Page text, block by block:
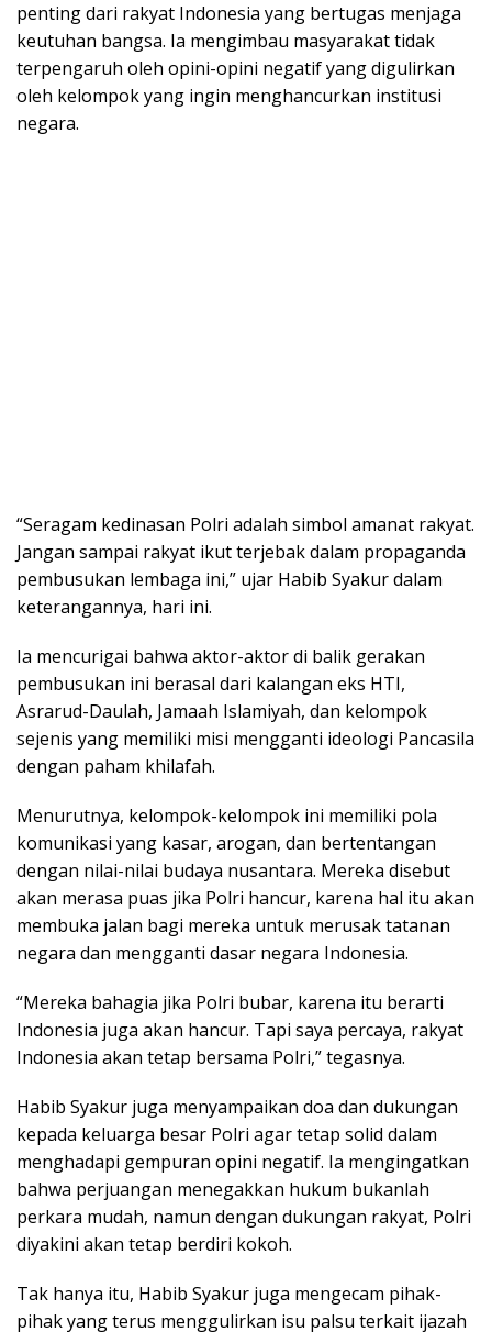
penting dari rakyat Indonesia yang bertugas menjaga
keutuhan bangsa. Ia mengimbau masyarakat tidak
terpengaruh oleh opini-opini negatif yang digulirkan
oleh kelompok yang ingin menghancurkan institusi
negara.
“Seragam kedinasan Polri adalah simbol amanat rakyat.
Jangan sampai rakyat ikut terjebak dalam propaganda
pembusukan lembaga ini,” ujar Habib Syakur dalam
keterangannya, hari ini.
Ia mencurigai bahwa aktor-aktor di balik gerakan
pembusukan ini berasal dari kalangan eks HTI,
Asrarud-Daulah, Jamaah Islamiyah, dan kelompok
sejenis yang memiliki misi mengganti ideologi Pancasila
dengan paham khilafah.
Menurutnya, kelompok-kelompok ini memiliki pola
komunikasi yang kasar, arogan, dan bertentangan
dengan nilai-nilai budaya nusantara. Mereka disebut
akan merasa puas jika Polri hancur, karena hal itu akan
membuka jalan bagi mereka untuk merusak tatanan
negara dan mengganti dasar negara Indonesia.
“Mereka bahagia jika Polri bubar, karena itu berarti
Indonesia juga akan hancur. Tapi saya percaya, rakyat
Indonesia akan tetap bersama Polri,” tegasnya.
Habib Syakur juga menyampaikan doa dan dukungan
kepada keluarga besar Polri agar tetap solid dalam
menghadapi gempuran opini negatif. Ia mengingatkan
bahwa perjuangan menegakkan hukum bukanlah
perkara mudah, namun dengan dukungan rakyat, Polri
diyakini akan tetap berdiri kokoh.
Tak hanya itu, Habib Syakur juga mengecam pihak-
pihak yang terus menggulirkan isu palsu terkait ijazah